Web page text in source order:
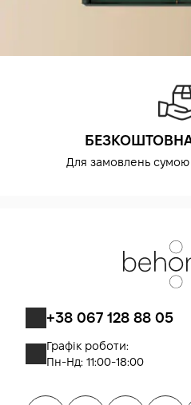
Для замовлень сумою
+38 067 128 88 05
Графік роботи:
Пн-Нд: 11:00-18:00